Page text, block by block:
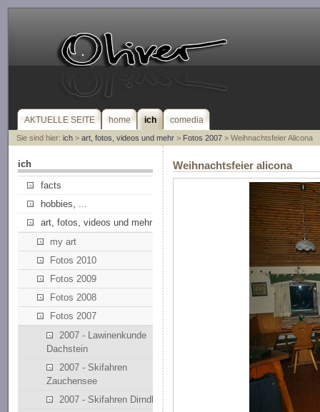
AKTUELLE SEITE home ich comedia
Sie sind hier: ich> art, fotos, videos und mehr> Fotos 2007> Weihnachtsfeier Alicona
ich
facts
hobbies, ...
art, fotos, videos und mehr
my art
Fotos 2010
Fotos 2009
Fotos 2008
Fotos 2007
2007 - Lawinenkunde
Dachstein
2007 - Skifahren
Zauchensee
2007 - Skifahren Dirndllift
Weihnachtsfeier alicona